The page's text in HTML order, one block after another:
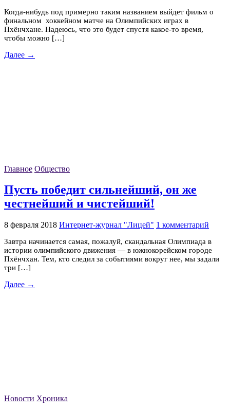
Когда-нибудь под примерно таким названием выйдет фильм о
финальном хоккейном матче на Олимпийских играх в
Пхёнчхане. Надеюсь, что это будет спустя какое-то время,
чтобы можно […]
Далее →
Главное Общество
Пусть победит сильнейший, он же
честнейший и чистейший!
8 февраля 2018 Интернет-журнал "Лицей" 1 комментарий
Завтра начинается самая, пожалуй, скандальная Олимпиада в
истории олимпийского движения — в южнокорейском городе
Пхёнчхан. Тем, кто следил за событиями вокруг нее, мы задали
три […]
Далее →
Новости Хроника